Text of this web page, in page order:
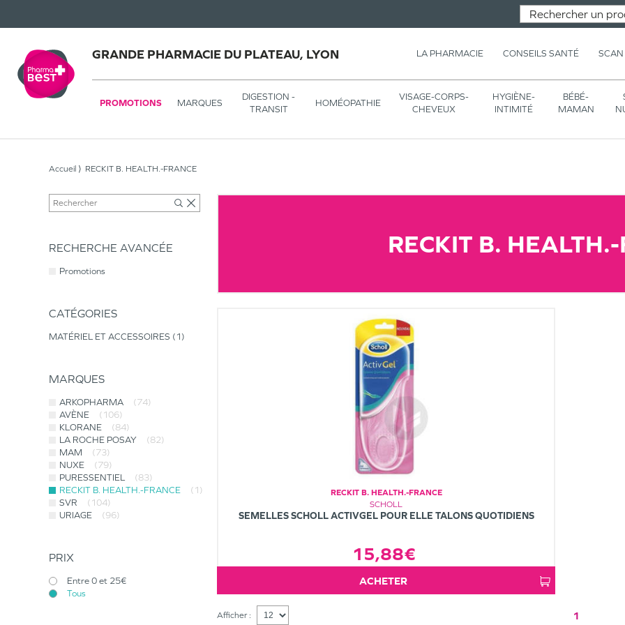
GRANDE PHARMACIE DU PLATEAU, LYON LA PHARMACIE CONSEILS SANTÉ SCAN
PROMOTIONS MARQUES
DIGESTION -
TRANSIT
HOMÉOPATHIE
VISAGE-CORPS-
CHEVEUX
HYGIÈNE-
INTIMITÉ
BÉBÉ-
MAMAN
Accueil RECKIT B. HEALTH.-FRANCE
RECHERCHE AVANCÉE
Promotions
CATÉGORIES
MATÉRIEL ET ACCESSOIRES 1
MARQUES
ARKOPHARMA
(74)
AVÈNE
(106)
KLORANE
(84)
LA ROCHE POSAY
(82)
MAM
(73)
NUXE
(79)
PURESSENTIEL
(83)
RECKIT B. HEALTH.-FRANCE
(1)
SVR
(104)
URIAGE
(96)
PRIX
Entre 0 et 25€
Tous
RECKIT B.
RECKIT B. HEALTH.-FRANCE
SCHOLL
SEMELLES SCHOLL ACTIVGEL POUR ELLE TALONS QUOTIDIENS
15,88€
ACHETER
Afficher : 1